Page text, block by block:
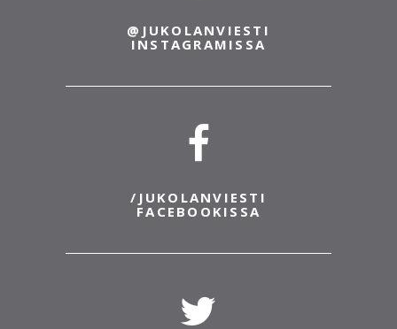
@JUKOLANVIESTI
INSTAGRAMISSA
/JUKOLANVIESTI
FACEBOOKISSA